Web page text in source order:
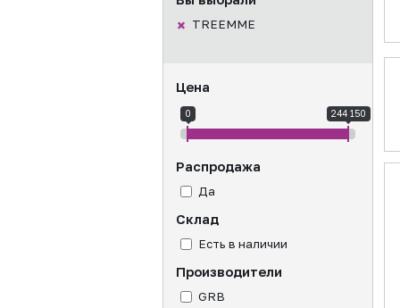
TREEMME
Цена
0 244 150
Распродажа
Да
Склад
Есть в наличии
Производители
GRB